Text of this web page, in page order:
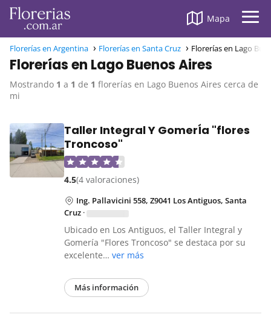
Mapa
Florerías en Argentina Florerías en Santa Cruz Florerías en Lago
Florerías en Lago Buenos Aires
Mostrando 1 a 1 de 1 florerías en Lago Buenos Aires cerca de
mi
Taller Integral Y GomerÍa "flores
Troncoso"
4.5(4 valoraciones)
Ing. Pallavicini 558, Z9041 Los Antiguos, Santa
Cruz ·
Ubicado en Los Antiguos, el Taller Integral y
Gomería "Flores Troncoso" se destaca por su
excelente… ver más
Más información